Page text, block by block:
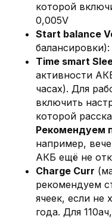
которой
0,005V
Start balance
Time smart
активности
часах). Для
включить
которой
Рекомендуем
например,
АКБ ещё не
Charge Curr
рекомендуем
ячеек, если не
года. Для